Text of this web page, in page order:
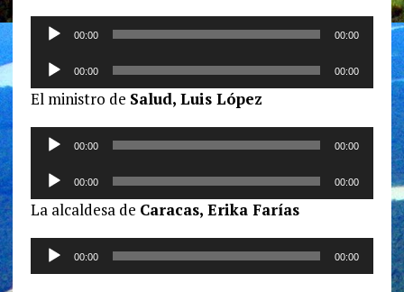
Reproductor
audio
00:00 00:00
Reproductor
audio
00:00 00:00
El ministro de Salud, Luis López
Reproductor
audio
00:00 00:00
Reproductor
audio
00:00 00:00
La alcaldesa de Caracas, Erika Farías
Reproductor
00:00 00:00